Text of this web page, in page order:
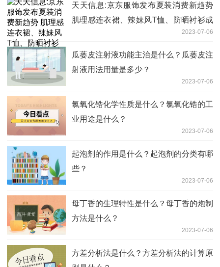
天天信息:京东服饰发布夏装消费新趋势
肌理感连衣裙、辣妹风T恤、防晒衬衫成
2023-07-06
瓜蒌皮注射液功能主治是什么？瓜蒌皮注
射液用法用量是多少？
2023-07-06
氯氧化锆化学性质是什么？氯氧化锆的工
业用途是什么？
2023-07-06
起泡剂的作用是什么？起泡剂的分类有哪
些？
2023-07-06
母丁香的生理特性是什么？母丁香的炮制
方法是什么？
2023-07-06
方差分析法是什么？方差分析法的计算原